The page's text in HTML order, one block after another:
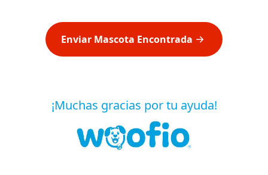
Enviar Mascota Encontrada
¡Muchas gracias por tu ayuda!